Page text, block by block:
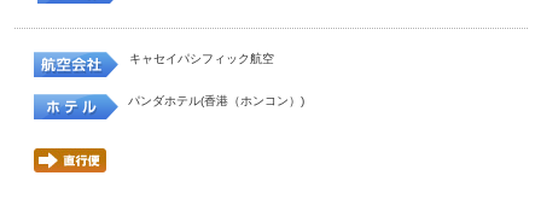
キャセイパシフィック航空
パンダホテル(香港（ホンコン）)